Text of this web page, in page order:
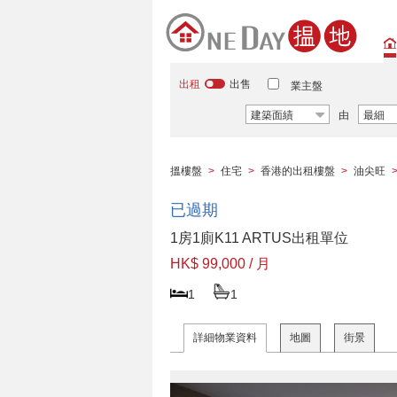
出租 出售 業主盤
建築面績 由 最細
搵樓盤 > 住宅 > 香港的出租樓盤 > 油尖旺 >
已過期
1房1廁K11 ARTUS出租單位
HK$ 99,000 / 月
1 1
詳細物業資料 地圖 街景